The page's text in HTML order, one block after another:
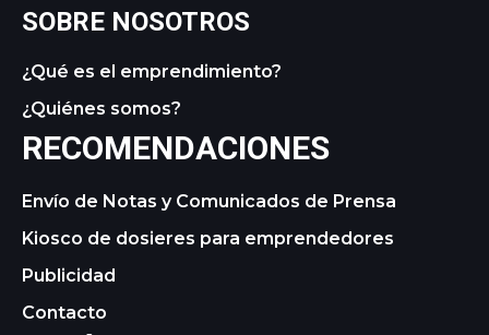
SOBRE NOSOTROS
¿Qué es el emprendimiento?
¿Quiénes somos?
RECOMENDACIONES
Envío de Notas y Comunicados de Prensa
Kiosco de dosieres para emprendedores
Publicidad
Contacto